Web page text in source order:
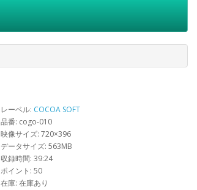
レーベル: COCOA SOFT
品番: cogo-010
映像サイズ: 720×396
データサイズ: 563MB
収録時間: 39:24
ポイント: 50
在庫: 在庫あり